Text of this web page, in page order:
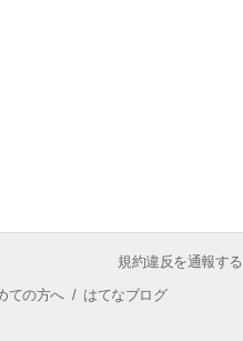
規約違反を通報する
ての方へ/ はてなブログ